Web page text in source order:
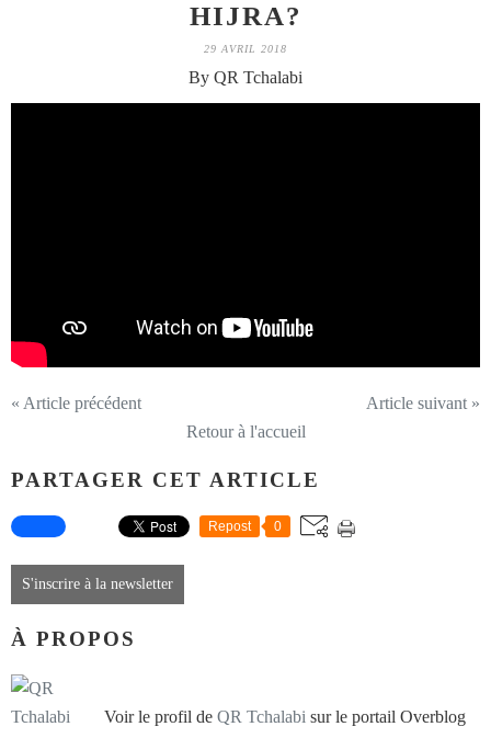
HIJRA?
29 AVRIL 2018
By QR Tchalabi
« Article précédent
Article suivant »
Retour à l'accueil
PARTAGER CET ARTICLE
Repost 0
S'inscrire à la newsletter
À PROPOS
Voir le profil de QR Tchalabi sur le portail Overblog